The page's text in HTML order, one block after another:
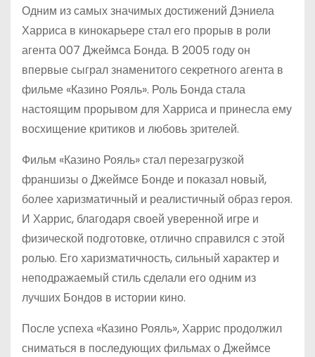
Одним из самых значимых достижений Дэниела
Харриса в кинокарьере стал его прорыв в роли
агента 007 Джеймса Бонда. В 2005 году он
впервые сыграл знаменитого секретного агента в
фильме «Казино Рояль». Роль Бонда стала
настоящим прорывом для Харриса и принесла ему
восхищение критиков и любовь зрителей.
Фильм «Казино Рояль» стал перезагрузкой
франшизы о Джеймсе Бонде и показал новый,
более харизматичный и реалистичный образ героя.
И Харрис, благодаря своей уверенной игре и
физической подготовке, отлично справился с этой
ролью. Его харизматичность, сильный характер и
неподражаемый стиль сделали его одним из
лучших Бондов в истории кино.
После успеха «Казино Рояль», Харрис продолжил
сниматься в последующих фильмах о Джеймсе